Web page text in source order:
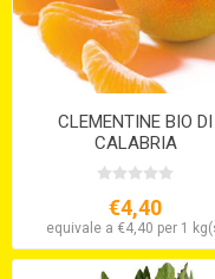
CLEMENTINE BIO DI
CALABRIA
€4,40
equivale a €4,40 per 1